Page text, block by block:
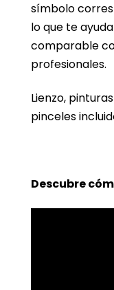
símbolo
lo que te
comparable
profesionales.
Lienzo,
pinceles
Descubre